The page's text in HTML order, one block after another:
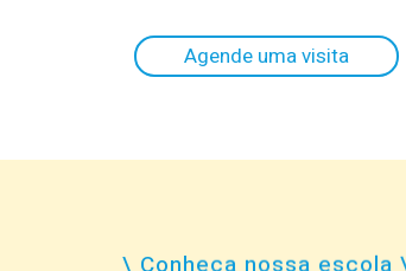
Agende uma visita